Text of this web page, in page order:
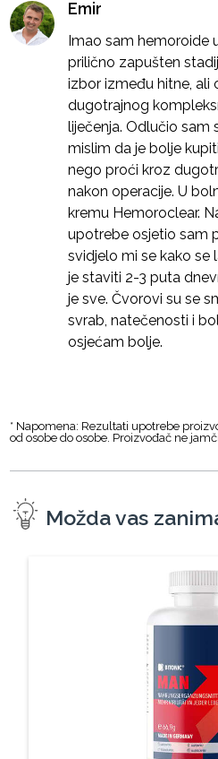
Emir
Imao sam hemoroide
prilično zapušten
izbor između hitne, ali
dugotrajnog
liječenja. Odlučio sam
mislim da je bolje
nego proći kroz
nakon operacije. U
kremu Hemoroclear.
upotrebe osjetio sam
svidjelo mi se kako se
je staviti 2-3 puta
je sve. Čvorovi su se
svrab, natečenosti i
osjećam bolje.
* Napomena: Rezultati upotrebe
od osobe do osobe. Proizvođač ne
Možda vas